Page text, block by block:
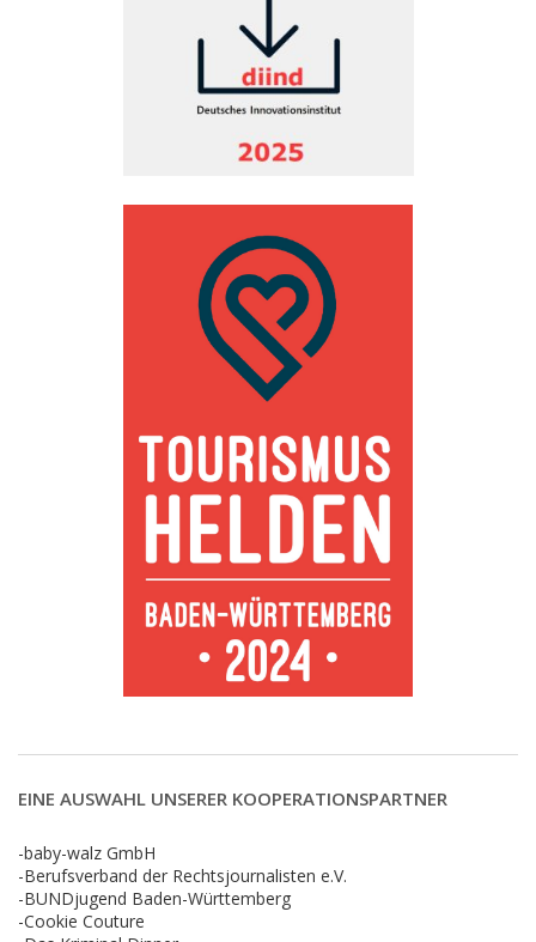
EINE AUSWAHL UNSERER KOOPERATIONSPARTNER
-baby-walz GmbH
-Berufsverband der Rechtsjournalisten e.V.
-BUNDjugend Baden-Württemberg
-Cookie Couture